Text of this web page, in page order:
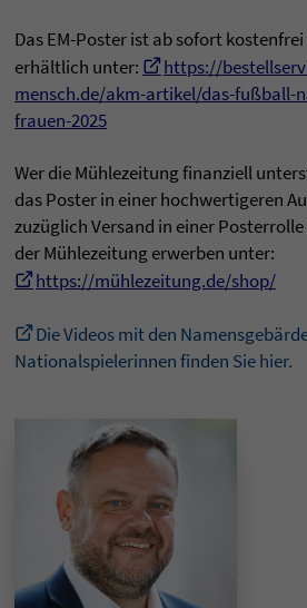
Das EM-Poster ist ab sofort
erhältlich unter:
https://
mensch.de/akm-artikel/das-fußball-
frauen-2025
Wer die Mühlezeitung finanziell
das Poster in einer hochwertigeren
zuzüglich Versand in einer
der Mühlezeitung erwerben unter:
https://mühlezeitung.de/shop/
Die Videos mit den
Nationalspielerinnen finden Sie hier.